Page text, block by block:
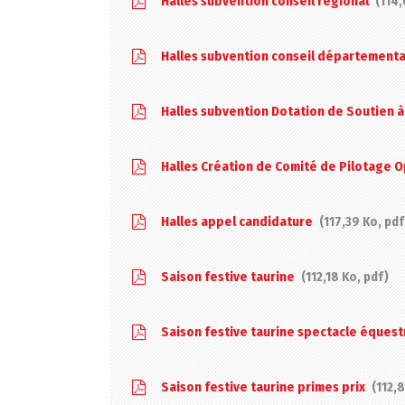
Halles subvention conseil
Halles subvention Dotation de Soutien
Halles Création de Comité de Pilotage
Halles appel candidature 117,39 Ko, pdf
Saison festive taurine 112,18 Ko, pdf
Saison festive taurine spectacle
Saison festive taurine primes prix